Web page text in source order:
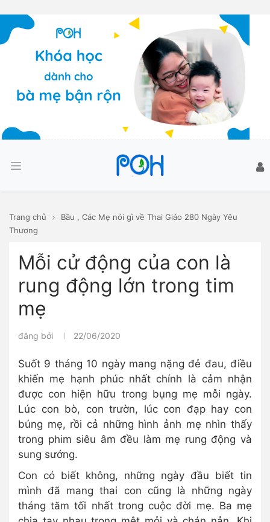
Trang chủ Bầu , Các Mẹ nói gì về Thai Giáo 280 Ngày Yêu
Thương
Mỗi cử động của con là
rung động lớn trong tim
mẹ
đăng bởi 22/06/2020
Suốt 9 tháng 10 ngày mang nặng đẻ đau, điều
khiến mẹ hạnh phúc nhất chính là cảm nhận
được con hiện hữu trong bụng mẹ mỗi ngày.
Lúc con bò, con trườn, lúc con đạp hay con
búng mẹ, rồi cả những hình ảnh mẹ nhìn thấy
trong phim siêu âm đều làm mẹ rung động và
sung sướng.
Con có biết không, những ngày đầu biết tin
mình đã mang thai con cũng là những ngày
tháng tăm tối nhất trong cuộc đời mẹ. Ba mẹ